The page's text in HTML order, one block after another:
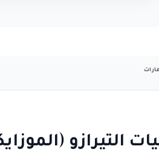
التيرازو